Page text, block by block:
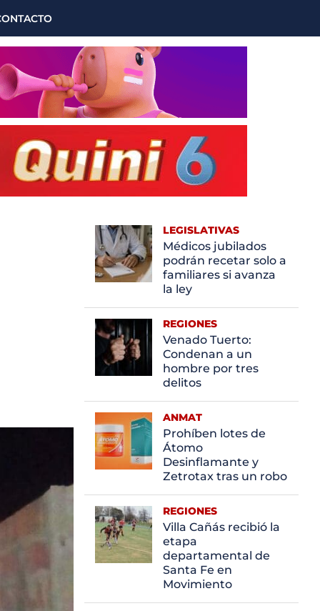
LEGISLATIVAS
Médicos jubilados
podrán recetar solo a
familiares si avanza
la ley
REGIONES
Venado Tuerto:
Condenan a un
hombre por tres
delitos
ANMAT
Prohíben lotes de
Átomo
Desinflamante y
Zetrotax tras un robo
REGIONES
Villa Cañás recibió la
etapa
departamental de
Santa Fe en
Movimiento